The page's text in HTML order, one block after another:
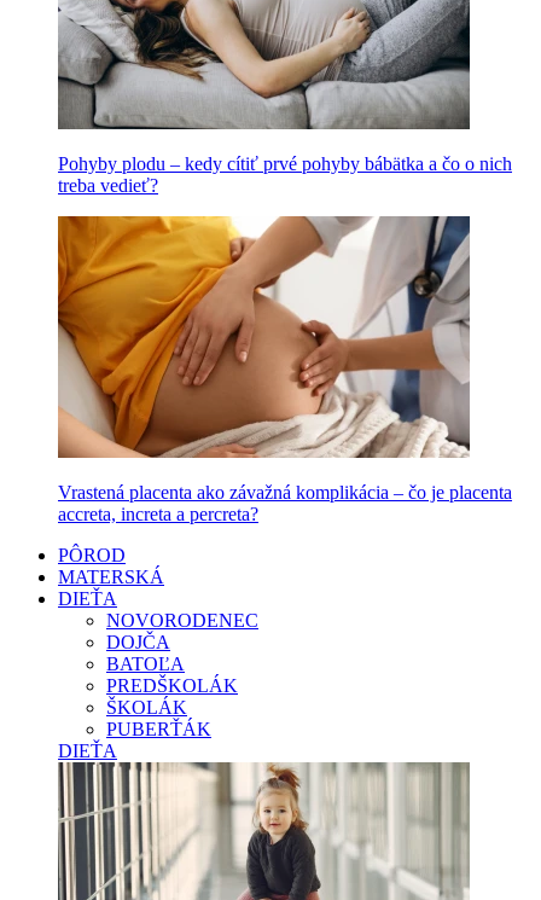
Pohyby plodu – kedy cítiť prvé pohyby bábätka a čo o nich
treba vedieť?
Vrastená placenta ako závažná komplikácia – čo je placenta
accreta, increta a percreta?
PÔROD
MATERSKÁ
DIEŤA
NOVORODENEC
DOJČA
BATOĽA
PREDŠKOLÁK
ŠKOLÁK
PUBERŤÁK
DIEŤA